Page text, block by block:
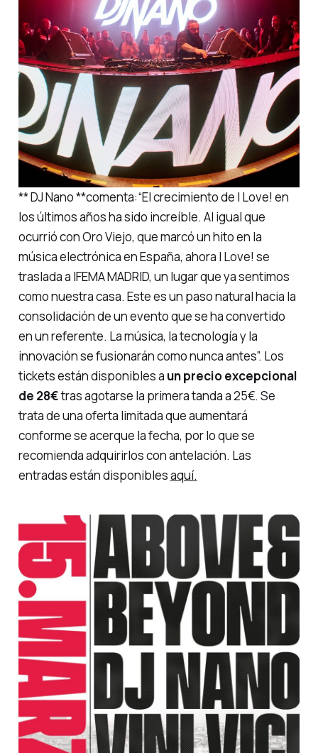
** DJ Nano **comenta:“El crecimiento de I Love! en
los últimos años ha sido increíble. Al igual que
ocurrió con Oro Viejo, que marcó un hito en la
música electrónica en España, ahora I Love! se
traslada a IFEMA MADRID, un lugar que ya sentimos
como nuestra casa. Este es un paso natural hacia la
consolidación de un evento que se ha convertido
en un referente. La música, la tecnología y la
innovación se fusionarán como nunca antes”. Los
tickets están disponibles a un precio excepcional
de 28€tras agotarse la primera tanda a 25€. Se
trata de una oferta limitada que aumentará
conforme se acerque la fecha, por lo que se
recomienda adquirirlos con antelación. Las
entradas están disponiblesaquí.